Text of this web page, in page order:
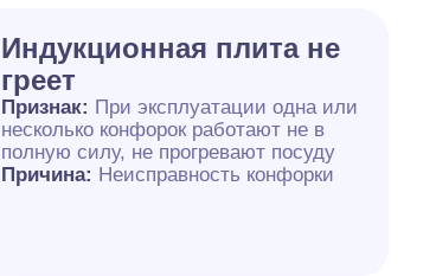
Индукционная плита не
греет
Признак: При эксплуатации одна или
несколько конфорок работают не в
полную силу, не прогревают посуду
Причина: Неисправность конфорки